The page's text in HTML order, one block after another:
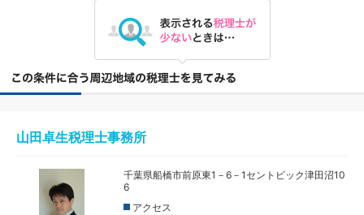
山田卓生税理士事務所
千葉県船橋市前原東1－6－1セントビック津田沼10
6
アクセス